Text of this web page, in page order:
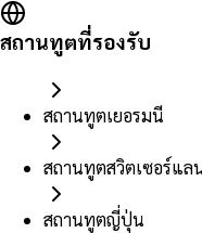
สถานทูตที่รองรับ
สถานทูตเยอรมนี
สถานทูตสวิตเซอร์แล
สถานทูตญี่ปุ่น